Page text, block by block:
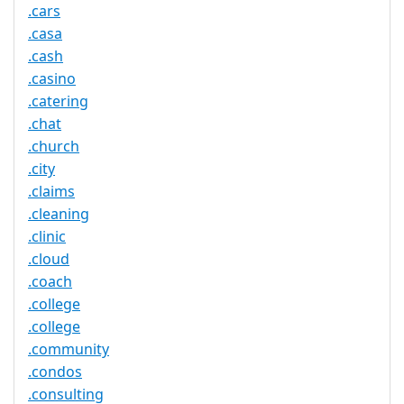
.cars
.casa
.cash
.casino
.catering
.chat
.church
.city
.claims
.cleaning
.clinic
.cloud
.coach
.college
.college
.community
.condos
.consulting